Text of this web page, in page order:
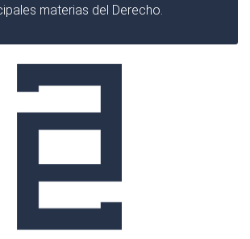
materias del Derecho.